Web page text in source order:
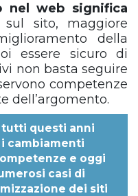
nel web significa
sito, maggiore
della
essere sicuro di
non basta seguire
competenze
dell’argomento.
tutti questi anni
cambiamenti
e oggi
casi di
dei siti